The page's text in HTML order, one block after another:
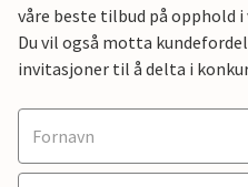
våre beste tilbud på opphold
Du vil også motta
invitasjoner til å delta i